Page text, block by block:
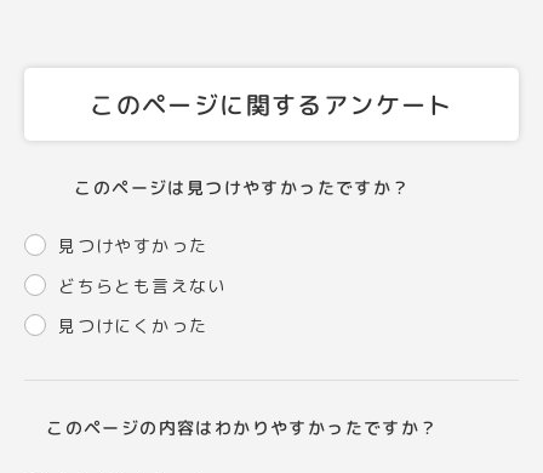
このページに関するアンケート
このページは見つけやすかったですか？
見つけやすかった
どちらとも言えない
見つけにくかった
このページの内容はわかりやすかったですか？